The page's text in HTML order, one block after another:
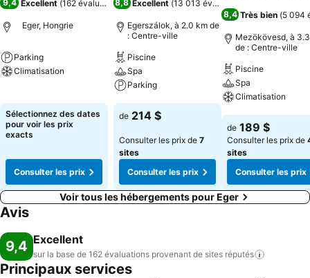
9,4 Excellent (162 évaluations)
Eger, Hongrie
Parking
Climatisation
Sélectionnez des dates
pour voir les prix
exacts
Consulter les prix
8,8 Excellent (13 013 évaluations
Egerszálok, à 2.0 km de
: Centre-ville
Piscine
Spa
Parking
Consulter les prix
de 214 $
Consulter les prix de 7
sites
Consulter les prix
8,4 Très bien (5 094
Mezökövesd, à
de : Centre-ville
Piscine
Spa
Climatisation
Consulter les
de 189 $
Consulter les prix de
sites
Consulter les prix
Voir tous les hébergements pour Eger
Avis
9,4 Excellent
sur la base de 162 évaluations provenant de sites réputés
Principaux services